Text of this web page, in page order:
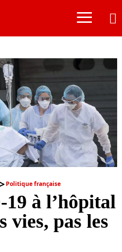
≡
Politique française
à l’hôpital
vies, pas les